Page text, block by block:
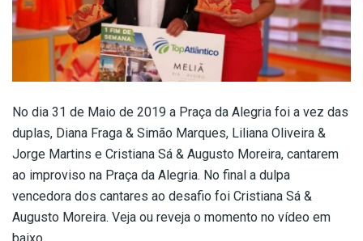
No dia 31 de Maio de 2019 a Praça da Alegria foi a vez das
duplas, Diana Fraga & Simão Marques, Liliana Oliveira &
Jorge Martins e Cristiana Sá & Augusto Moreira, cantarem
ao improviso na Praça da Alegria. No final a dulpa
vencedora dos cantares ao desafio foi Cristiana Sá &
Augusto Moreira. Veja ou reveja o momento no vídeo em